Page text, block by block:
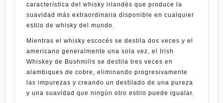
característica del whisky irlandés que produce la
suavidad más extraordinaria disponible en cualquier
estilo de whisky del mundo.
Mientras el whisky escocés se destila dos veces y el
americano generalmente una sola vez, el Irish
Whiskey de Bushmills se destila tres veces en
alambiques de cobre, eliminando progresivamente
las impurezas y creando un destilado de una pureza
y una suavidad que ningún otro estilo puede igualar.